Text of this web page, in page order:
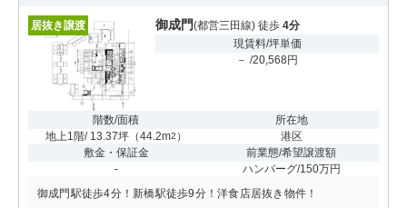
居抜き譲渡 御成門(都営三田線) 徒歩 4分
現賃料/坪単価
－ /20,568円
階数/面積
地上1階/ 13.37坪（44.2m2 ）
所在地
港区
敷金・保証金
-
前業態/希望譲渡額
ハンバーグ/150万円
御成門駅徒歩4分！新橋駅徒歩9分！洋食店居抜き物件！